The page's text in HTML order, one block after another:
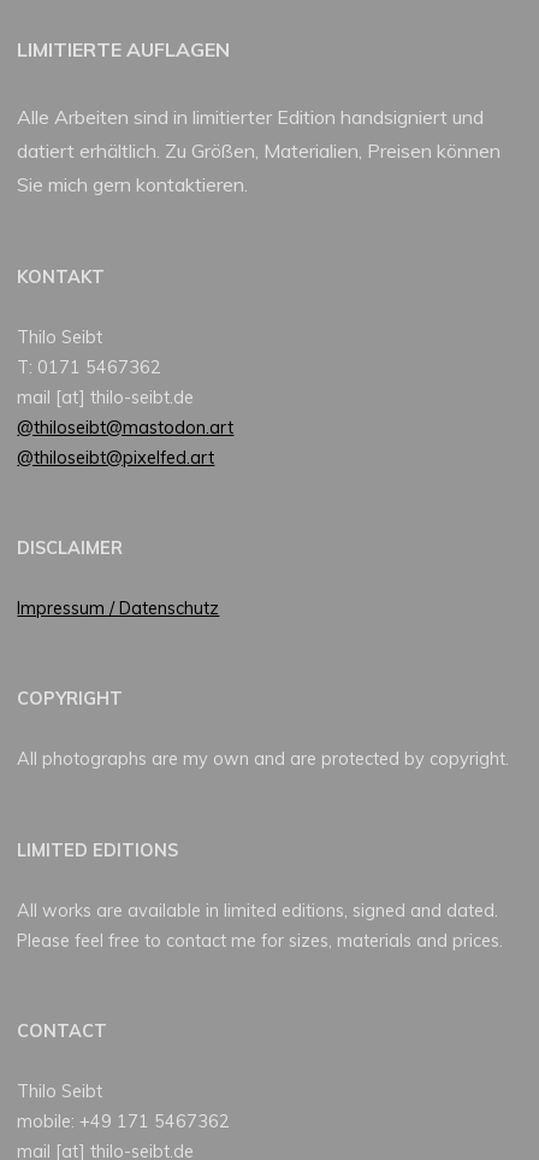
LIMITIERTE AUFLAGEN
Alle Arbeiten sind in limitierter Edition handsigniert und
datiert erhältlich. Zu Größen, Materialien, Preisen können
Sie mich gern kontaktieren.
KONTAKT
Thilo Seibt
T: 0171 5467362
mail [at] thilo-seibt.de
@thiloseibt@mastodon.art
@thiloseibt@pixelfed.art
DISCLAIMER
Impressum / Datenschutz
COPYRIGHT
All photographs are my own and are protected by copyright.
LIMITED EDITIONS
All works are available in limited editions, signed and dated.
Please feel free to contact me for sizes, materials and prices.
CONTACT
Thilo Seibt
mobile: +49 171 5467362
mail [at] thilo-seibt.de